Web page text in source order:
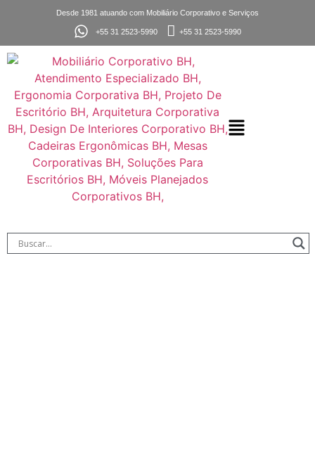
Desde 1981 atuando com Mobiliário Corporativo e Serviços
+55 31 2523-5990 +55 31 2523-5990